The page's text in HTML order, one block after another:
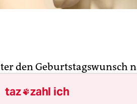
den Geburtstagswunsch
beim Ohrlochstechen
taz zahl ich